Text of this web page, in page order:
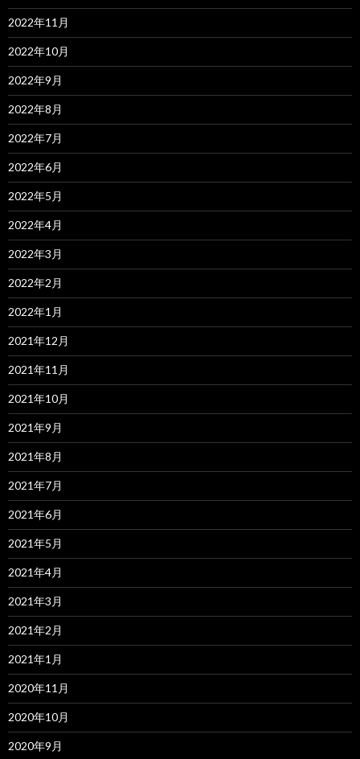
2022年11月
2022年10月
2022年9月
2022年8月
2022年7月
2022年6月
2022年5月
2022年4月
2022年3月
2022年2月
2022年1月
2021年12月
2021年11月
2021年10月
2021年9月
2021年8月
2021年7月
2021年6月
2021年5月
2021年4月
2021年3月
2021年2月
2021年1月
2020年11月
2020年10月
2020年9月